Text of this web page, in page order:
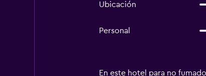
Ubicación
Personal
En este hotel para no